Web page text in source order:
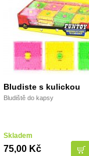
Bludiste s kulickou
Bludiště do kapsy
Skladem
75,00 Kč